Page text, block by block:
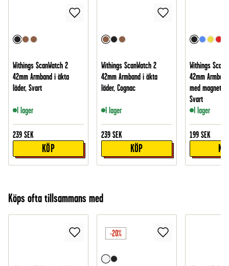
Withings ScanWatch 2
42mm Armband i äkta
läder, Svart
I lager
239 SEK
KÖP
Withings ScanWatch 2
42mm Armband i äkta
läder, Cognac
I lager
239 SEK
KÖP
Withings
42mm
med
Svart
I lager
199 SEK
Köps ofta tillsammans med
-20%